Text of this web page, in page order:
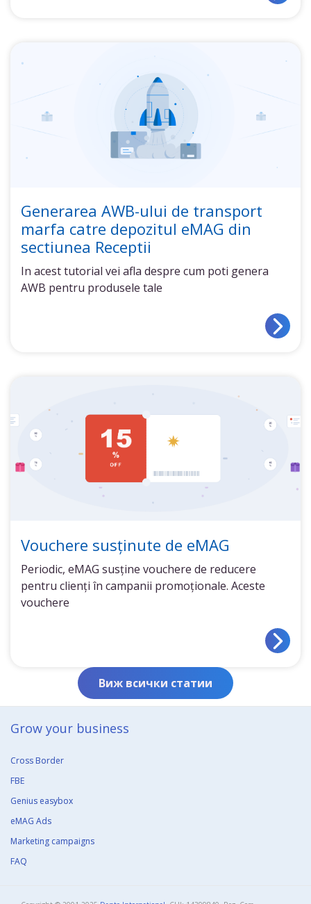
Generarea AWB-ului de transport
marfa catre depozitul eMAG din
sectiunea Receptii
In acest tutorial vei afla despre cum poti genera
AWB pentru produsele tale
Vouchere susținute de eMAG
Periodic, eMAG susține vouchere de reducere
pentru clienți în campanii promoționale. Aceste
vouchere
Виж всички статии
Grow your business​
Cross Border
FBE
Genius easybox
eMAG Ads
Marketing campaigns
FAQ